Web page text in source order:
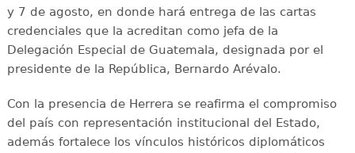
y 7 de agosto, en donde hará entrega de las cartas
credenciales que la acreditan como jefa de la
Delegación Especial de Guatemala, designada por el
presidente de la República, Bernardo Arévalo.
Con la presencia de Herrera se reafirma el compromiso
del país con representación institucional del Estado,
además fortalece los vínculos históricos diplomáticos